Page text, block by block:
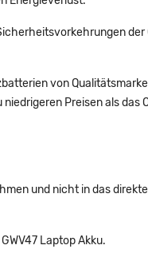
von
Preisen als
und nicht in das
Laptop Akku.